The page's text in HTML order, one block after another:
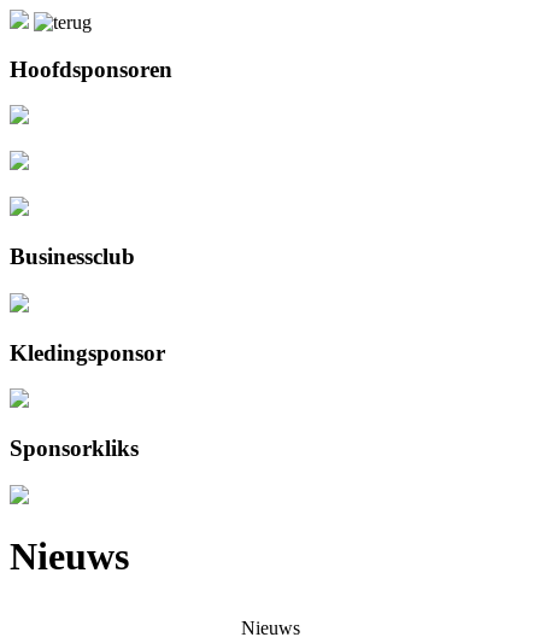
Hoofdsponsoren
Businessclub
Kledingsponsor
Sponsorkliks
Nieuws
Nieuws